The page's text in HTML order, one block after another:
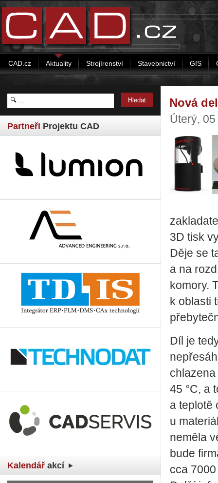
CAD.cz Aktuality Strojírenství Stavebnictví GIS
Partneři Projektu CAD
Kalendář akcí
Nová
Úterý,
3D tisk
Děje se
a na
komory.
k oblasti
Díl je
45 °C, a
a teplotě
u
neměla
bude
cca